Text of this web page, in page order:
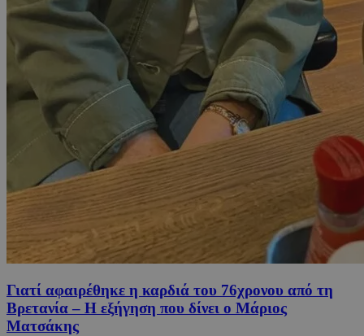
Γιατί αφαιρέθηκε η καρδιά του 76χρονου από τη
Βρετανία – Η εξήγηση που δίνει ο Μάριος
Ματσάκης